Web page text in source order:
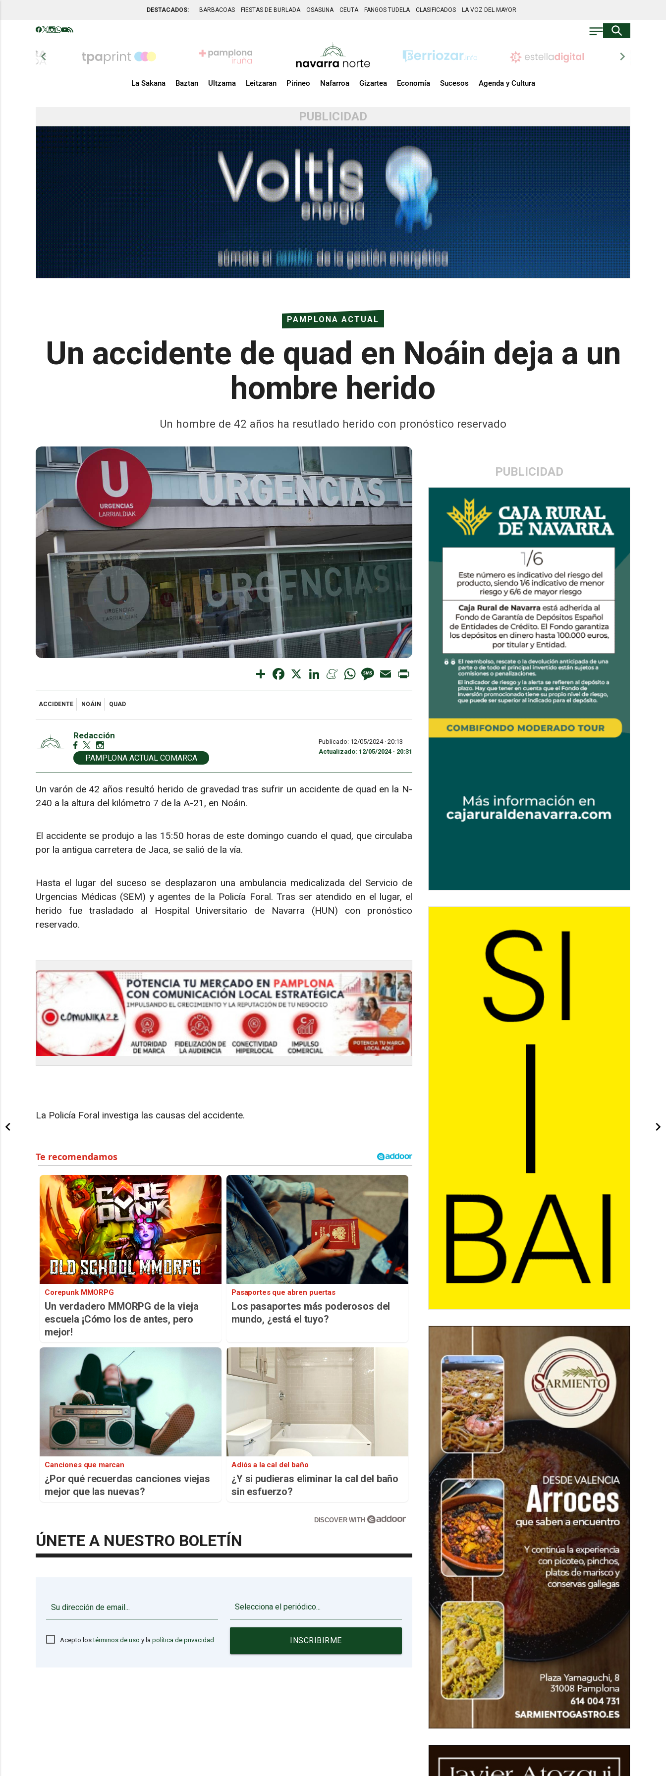
DESTACADOS: BARBACOAS FIESTAS DE BURLADA OSASUNA CEUTA FANGOS TUDELA CLASIFICADOS LA VOZ DEL MAYOR
chevron_left chevron_right
La Sakana Baztan Ultzama Leitzaran Pirineo Nafarroa Gizartea Economía Sucesos Agenda y Cultura
PUBLICIDAD
PAMPLONA ACTUAL
Un accidente de quad en Noáin deja a un
hombre herido
Un hombre de 42 años ha resutlado herido con pronóstico reservado
PUBLICIDAD
Share Facebook LinkedInMeneameWhatsAppMessage
Email
ACCIDENTE NOÁIN QUAD
Redacción
PAMPLONA ACTUAL COMARCA
Publicado: 12/05/2024 · 20:13
Actualizado: 12/05/2024 · 20:31
Un varón de 42 años resultó herido de gravedad tras sufrir un accidente de quad en la N-
240 a la altura del kilómetro 7 de la A-21, en Noáin.
El accidente se produjo a las 15:50 horas de este domingo cuando el quad, que circulaba
por la antigua carretera de Jaca, se salió de la vía.
Hasta el lugar del suceso se desplazaron una ambulancia medicalizada del Servicio de
Urgencias Médicas (SEM) y agentes de la Policía Foral. Tras ser atendido en el lugar, el
herido fue trasladado al Hospital Universitario de Navarra (HUN) con pronóstico
reservado.
La Policía Foral investiga las causas del accidente.
Corepunk MMORPG
Un verdadero MMORPG de la vieja
escuela ¡Cómo los de antes, pero
mejor!
Pasaportes que abren puertas
Los pasaportes más poderosos del
mundo, ¿está el tuyo?
Canciones que marcan
¿Por qué recuerdas canciones viejas
mejor que las nuevas?
Adiós a la cal del baño
¿Y si pudieras eliminar la cal del baño
sin esfuerzo?
DISCOVER WITH
ÚNETE A NUESTRO BOLETÍN
Acepto lostérminos de uso y la política de privacidad INSCRIBIRME